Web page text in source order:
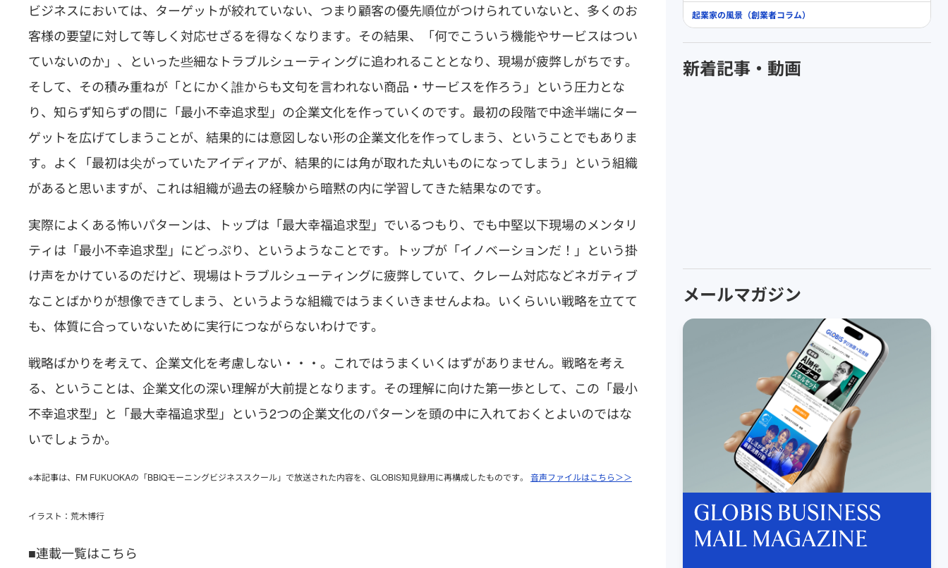
ビジネスにおいては、ターゲットが絞れていない、つまり顧客の優先順位がつけられていないと、多くのお
客様の要望に対して等しく対応せざるを得なくなります。その結果、「何でこういう機能やサービスはつい
ていないのか」、といった些細なトラブルシューティングに追われることとなり、現場が疲弊しがちです。
そして、その積み重ねが「とにかく誰からも文句を言われない商品・サービスを作ろう」という圧力とな
り、知らず知らずの間に「最小不幸追求型」の企業文化を作っていくのです。最初の段階で中途半端にター
ゲットを広げてしまうことが、結果的には意図しない形の企業文化を作ってしまう、ということでもありま
す。よく「最初は尖がっていたアイディアが、結果的には角が取れた丸いものになってしまう」という組織
があると思いますが、これは組織が過去の経験から暗黙の内に学習してきた結果なのです。
実際によくある怖いパターンは、トップは「最大幸福追求型」でいるつもり、でも中堅以下現場のメンタリ
ティは「最小不幸追求型」にどっぷり、というようなことです。トップが「イノベーションだ！」という掛
け声をかけているのだけど、現場はトラブルシューティングに疲弊していて、クレーム対応などネガティブ
なことばかりが想像できてしまう、というような組織ではうまくいきませんよね。いくらいい戦略を立てて
も、体質に合っていないために実行につながらないわけです。
戦略ばかりを考えて、企業文化を考慮しない・・・。これではうまくいくはずがありません。戦略を考え
る、ということは、企業文化の深い理解が大前提となります。その理解に向けた第一歩として、この「最小
不幸追求型」と「最大幸福追求型」という2つの企業文化のパターンを頭の中に入れておくとよいのではな
いでしょうか。
※本記事は、FM FUKUOKAの「BBIQモーニングビジネススクール」で放送された内容を、GLOBIS知見録用に再構成したものです。 音声ファイルはこちら＞＞
イラスト：荒木博行
■連載一覧はこちら
起業家の風景（創業者コラム）
新着記事・動画
メールマガジン